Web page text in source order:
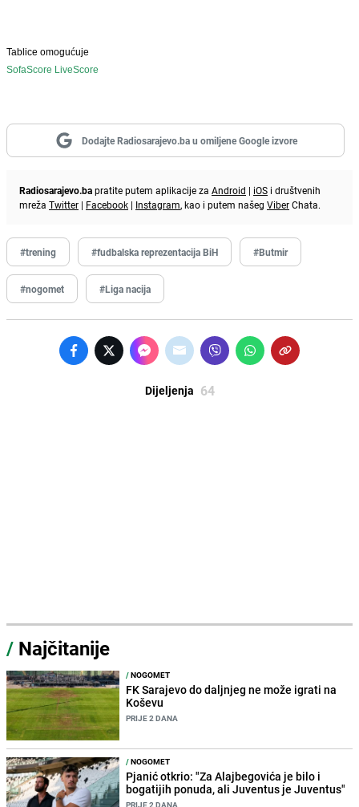
Tablice omogućuje
SofaScore LiveScore
Dodajte Radiosarajevo.ba u omiljene Google izvore
Radiosarajevo.bapratite putem aplikacije za Android | iOS i društvenih
mreža Twitter | Facebook | Instagram, kao i putem našeg ViberChata.
#trening #fudbalska reprezentacija BiH #Butmir
#nogomet #Liga nacija
Dijeljenja 64
/ Najčitanije
/NOGOMET
FK Sarajevo do daljnjeg ne može igrati na
Koševu
PRIJE 2 DANA
/NOGOMET
Pjanić otkrio: "Za Alajbegovića je bilo i
bogatijih ponuda, ali Juventus je Juventus"
PRIJE 2 DANA